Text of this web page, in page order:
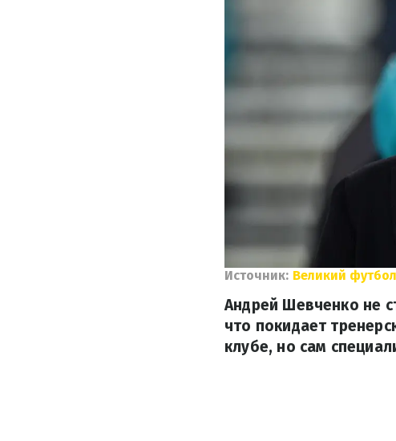
Источник: Великий футбол
Андрей Шевченко не
что покидает
клубе, но сам